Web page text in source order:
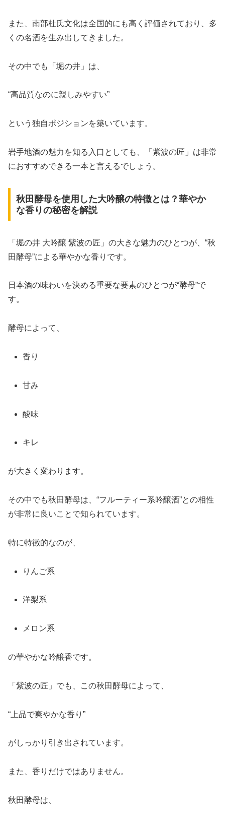
また、南部杜氏文化は全国的にも高く評価されており、多
くの名酒を生み出してきました。
その中でも「堀の井」は、
“高品質なのに親しみやすい”
という独自ポジションを築いています。
岩手地酒の魅力を知る入口としても、「紫波の匠」は非常
におすすめできる一本と言えるでしょう。
秋田酵母を使用した大吟醸の特徴とは？華やか
な香りの秘密を解説
「堀の井 大吟醸 紫波の匠」の大きな魅力のひとつが、“秋
田酵母”による華やかな香りです。
日本酒の味わいを決める重要な要素のひとつが“酵母”で
す。
酵母によって、
香り
甘み
酸味
キレ
が大きく変わります。
その中でも秋田酵母は、“フルーティー系吟醸酒”との相性
が非常に良いことで知られています。
特に特徴的なのが、
りんご系
洋梨系
メロン系
の華やかな吟醸香です。
「紫波の匠」でも、この秋田酵母によって、
“上品で爽やかな香り”
がしっかり引き出されています。
また、香りだけではありません。
秋田酵母は、